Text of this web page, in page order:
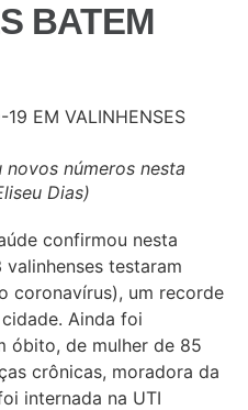
BATEM
números nesta
Dias)
confirmou nesta
testaram
coronavírus), um recorde
Ainda foi
óbito, de mulher de 85
crônicas, moradora da
internada na UTI